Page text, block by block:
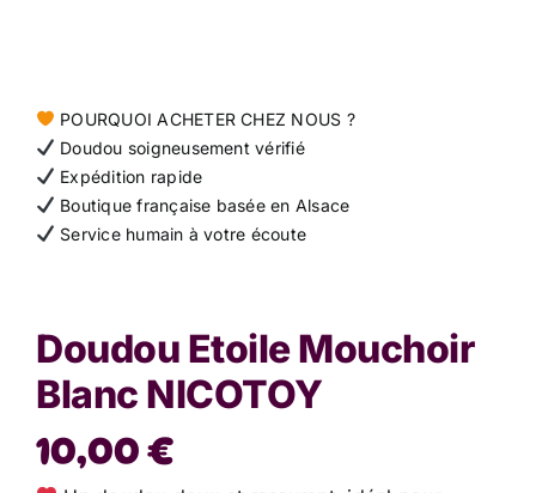
POURQUOI ACHETER CHEZ NOUS ?
Doudou soigneusement vérifié
Expédition rapide
Boutique française basée en Alsace
Service humain à votre écoute
Doudou Etoile Mouchoir
Blanc NICOTOY
10,00€